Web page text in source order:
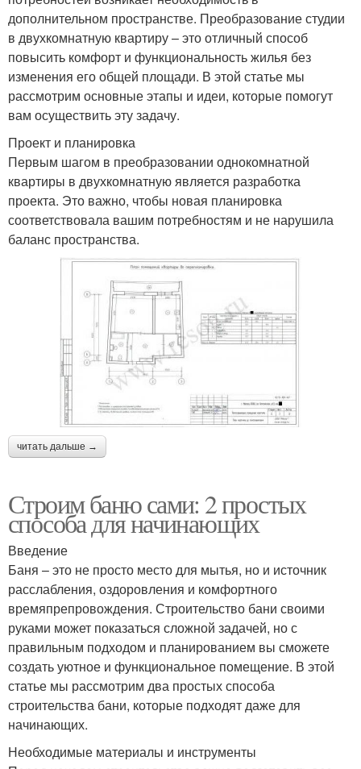
дополнительном пространстве. Преобразование студии
в двухкомнатную квартиру – это отличный способ
повысить комфорт и функциональность жилья без
изменения его общей площади. В этой статье мы
рассмотрим основные этапы и идеи, которые помогут
вам осуществить эту задачу.
Проект и планировка
Первым шагом в преобразовании однокомнатной
квартиры в двухкомнатную является разработка
проекта. Это важно, чтобы новая планировка
соответствовала вашим потребностям и не нарушила
баланс пространства.
читать дальше →
Строим баню сами: 2 простых
способа для начинающих
Введение
Баня – это не просто место для мытья, но и источник
расслабления, оздоровления и комфортного
времяпрепровождения. Строительство бани своими
руками может показаться сложной задачей, но с
правильным подходом и планированием вы сможете
создать уютное и функциональное помещение. В этой
статье мы рассмотрим два простых способа
строительства бани, которые подходят даже для
начинающих.
Необходимые материалы и инструменты